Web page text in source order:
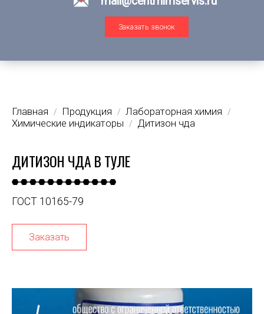
Заказать звонок
Главная / Продукция / Лабораторная химия /
Химические индикаторы / Дитизон чда
ДИТИЗОН ЧДА В ТУЛЕ
ГОСТ 10165-79
Заказать